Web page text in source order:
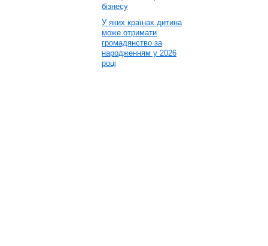
бізнесу
У яких країнах дитина
може отримати
громадянство за
народженням у 2026
році